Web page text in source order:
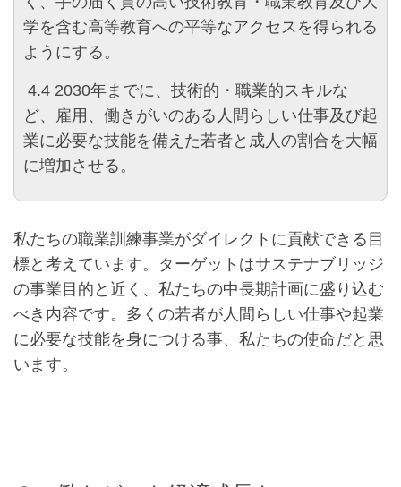
学を含む高等教育への平等なアクセスを得られる
ようにする。
4.4 2030年までに、技術的・職業的スキルな
ど、雇用、働きがいのある人間らしい仕事及び起
業に必要な技能を備えた若者と成人の割合を大幅
に増加させる。
私たちの職業訓練事業がダイレクトに貢献できる目
標と考えています。ターゲットはサステナブリッジ
の事業目的と近く、私たちの中長期計画に盛り込む
べき内容です。多くの若者が人間らしい仕事や起業
に必要な技能を身につける事、私たちの使命だと思
います。